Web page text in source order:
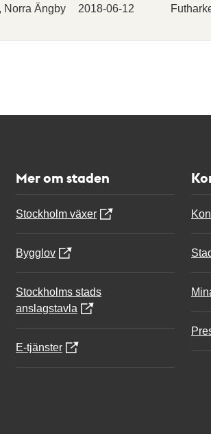
Norra Ängby
2018-06-12
Mer om staden
Stockholm växer
Bygglov
Stockholms stads
anslagstavla
E-tjänster